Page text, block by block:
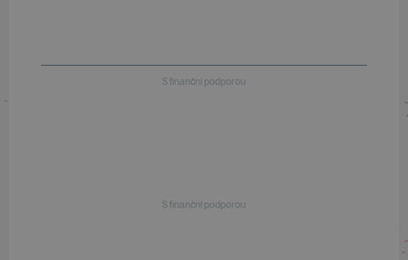
S finanční podporou
S finanční podporou